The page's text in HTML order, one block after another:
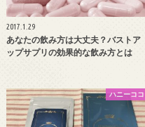
2017.1.29
あなたの飲み方は大丈夫？バストア
ップサプリの効果的な飲み方とは
ハニーココ